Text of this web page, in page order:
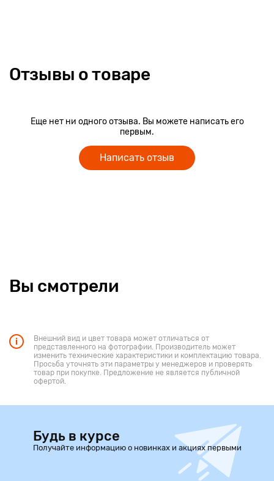
Отзывы о товаре
Еще нет ни одного отзыва. Вы можете написать его
первым.
Написать отзыв
Вы смотрели
Внешний вид и цвет товара может отличаться от
представленного на фотографии. Производитель может
изменить технические характеристики и комплектацию товара.
Просьба уточнять эти параметры у менеджеров и проверять
товар при покупке. Предложение не является публичной
офертой.
Будь в курсе
Получайте информацию о новинках и акциях первыми